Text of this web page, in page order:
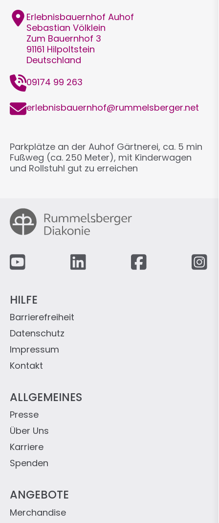
Adresse
Erlebnisbauernhof Auhof
Sebastian Völklein
Zum Bauernhof 3
91161 Hilpoltstein
Deutschland
Telefon09174 99 263
E-
Mail
erlebnisbauernhof@rummelsberger.net
Parkplätze an der Auhof Gärtnerei, ca. 5 min
Fußweg (ca. 250 Meter), mit Kinderwagen
und Rollstuhl gut zu erreichen
Fußzeile
ANGEBOTE
Merchandise
ALLGEMEINES
Spenden
Karriere
Über Uns
Presse
HILFE
Kontakt
Impressum
Datenschutz
Barrierefreiheit